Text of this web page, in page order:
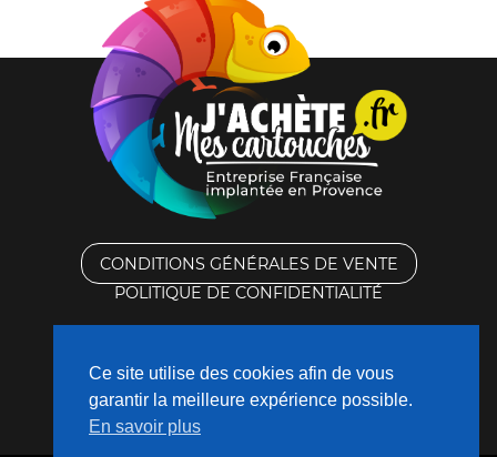
CONDITIONS GÉNÉRALES DE VENTE
POLITIQUE DE CONFIDENTIALITÉ
CONTACTEZ-NOUS
Ce site utilise des cookies afin de vous
garantir la meilleure expérience possible.
En savoir plus